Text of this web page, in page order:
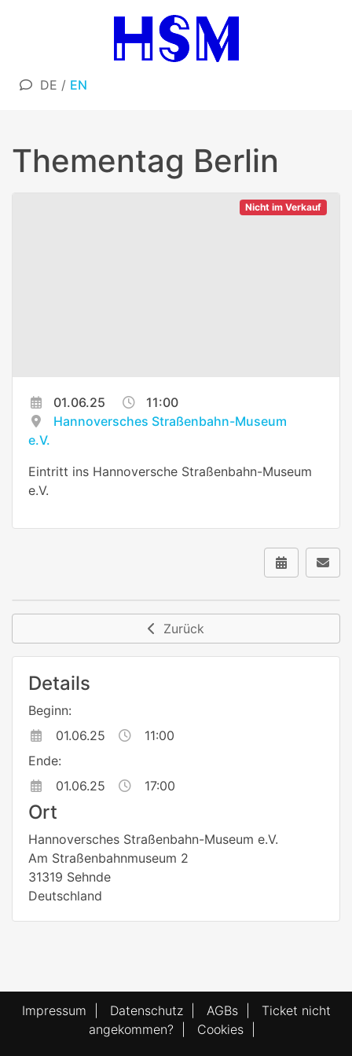
DE / EN
Thementag Berlin
Nicht im Verkauf
01.06.25
11:00
Hannoversches Straßenbahn-Museum
e.V.
Eintritt ins Hannoversche Straßenbahn-Museum
e.V.
Zurück
Details
Beginn:
01.06.25
11:00
Ende:
01.06.25
17:00
Ort
Hannoversches Straßenbahn-Museum e.V.
Am Straßenbahnmuseum 2
31319 Sehnde
Deutschland
Impressum Datenschutz| AGBs| Ticket nicht
angekommen?
Cookies